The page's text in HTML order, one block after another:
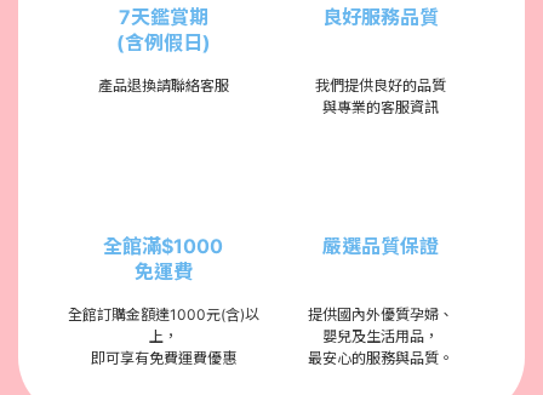
7天鑑賞期
(含例假日)
產品退換請聯絡客服
良好服務品質
我們提供良好的品質
與專業的客服資訊
全館滿$1000
免運費
全館訂購金額達1000元(含)以
上，
即可享有免費運費優惠
嚴選品質保證
提供國內外優質孕婦、
嬰兒及生活用品，
最安心的服務與品質。